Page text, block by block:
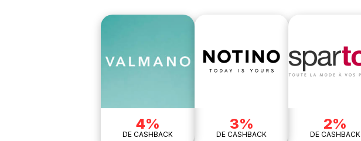
4%
DE CASHBACK
3%
DE CASHBACK
2%
DE CASHBACK